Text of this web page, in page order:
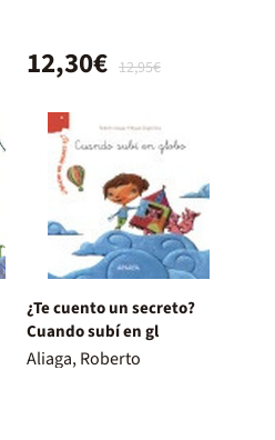
12,95€
12,30€
¿Te cuento un secreto?
Cuando subí en gl
Aliaga, Roberto